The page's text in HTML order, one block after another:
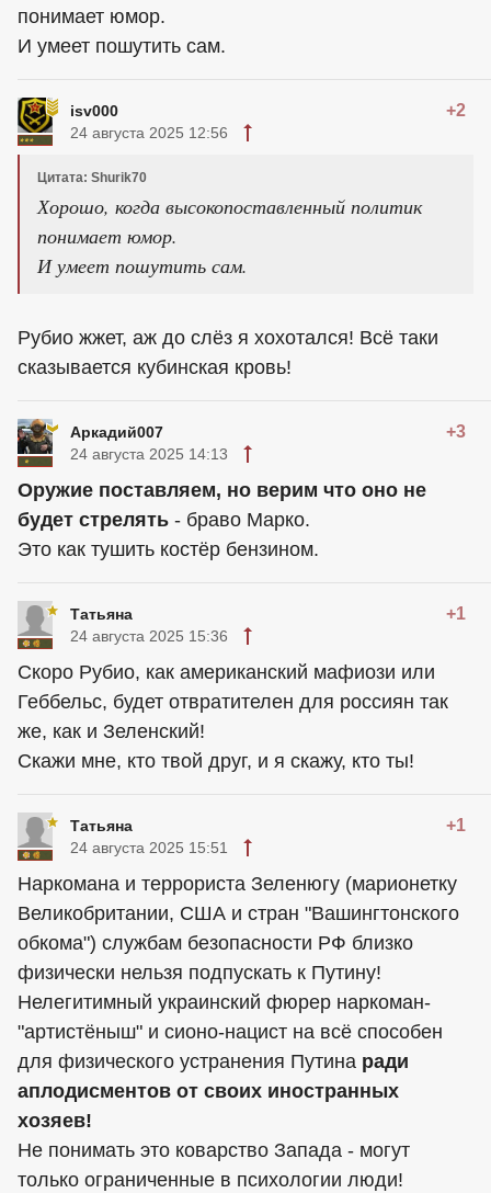
понимает юмор.
И умеет пошутить сам.
isv000 +2
24 августа 2025 12:56
Цитата: Shurik70
Хорошо, когда высокопоставленный политик
понимает юмор.
И умеет пошутить сам.
Рубио жжет, аж до слёз я хохотался! Всё таки
сказывается кубинская кровь!
Аркадий007 +3
24 августа 2025 14:13
Оружие поставляем, но верим что оно не
будет стрелять - браво Марко.
Это как тушить костёр бензином.
Татьяна +1
24 августа 2025 15:36
Скоро Рубио, как американский мафиози или
Геббельс, будет отвратителен для россиян так
же, как и Зеленский!
Скажи мне, кто твой друг, и я скажу, кто ты!
Татьяна +1
24 августа 2025 15:51
Наркомана и террориста Зеленюгу (марионетку
Великобритании, США и стран "Вашингтонского
обкома") службам безопасности РФ близко
физически нельзя подпускать к Путину!
Нелегитимный украинский фюрер наркоман-
"артистёныш" и сионо-нацист на всё способен
для физического устранения Путина ради
аплодисментов от своих иностранных
хозяев!
Не понимать это коварство Запада - могут
только ограниченные в психологии люди!